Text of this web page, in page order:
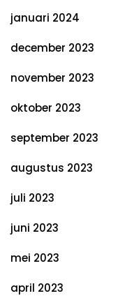
januari 2024
december 2023
november 2023
oktober 2023
september 2023
augustus 2023
juli 2023
juni 2023
mei 2023
april 2023